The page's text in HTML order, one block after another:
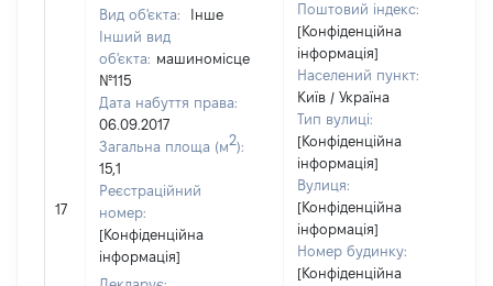
17
Вид об'єкта:
Інше
Інший вид
об'єкта: машиномісце
№115
Дата набуття права:
06.09.2017
Загальна площа (м2):
15,1
Реєстраційний
номер:
[Конфіденційна
інформація]
Поштовий індекс:
[Конфіденційна
інформація]
Населений пункт:
Київ / Україна
Тип вулиці:
[Конфіденційна
інформація]
Вулиця:
[Конфіденційна
інформація]
Номер будинку:
[Конфіденційна